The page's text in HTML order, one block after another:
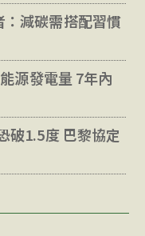
減碳需搭配習慣
源發電量 7年內
破1.5度 巴黎協定